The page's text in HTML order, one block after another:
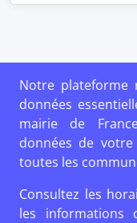
Notre plateforme
données
mairie de
données de
toutes les
Consultez les
les informations